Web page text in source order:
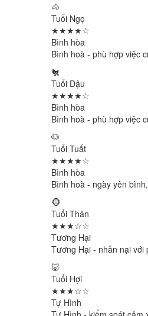
🐴
Tuổi Ngọ
★★★★☆
Bình hòa
Bình hoà - phù hợp việc
🐔
Tuổi Dậu
★★★★☆
Bình hòa
Bình hoà - phù hợp việc
🐶
Tuổi Tuất
★★★★☆
Bình hòa
Bình hoà - ngày yên
🐵
Tuổi Thân
★★★☆☆
Tương Hại
Tương Hại - nhẫn nại với
🐷
Tuổi Hợi
★★★☆☆
Tự Hình